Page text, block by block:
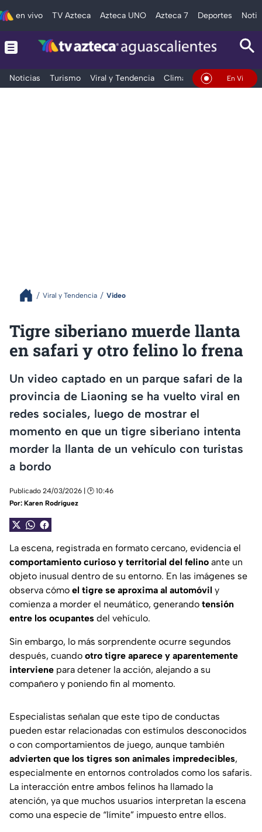
en vivo TV Azteca Azteca UNO Azteca 7 Deportes
Noticias Turismo Viral y Tendencia Clima DeportesEn Vivo
Viral y Tendencia Video
Tigre siberiano muerde llanta
en safari y otro felino lo frena
Un video captado en un parque safari de la
provincia de Liaoning se ha vuelto viral en
redes sociales, luego de mostrar el
momento en que un tigre siberiano intenta
morder la llanta de un vehículo con turistas
a bordo
Publicado 24/03/2026 | 🕑 10:46
Por: Karen Rodríguez
La escena, registrada en formato cercano, evidencia el
comportamiento curioso y territorial del felino ante un
objeto inusual dentro de su entorno. En las imágenes se
observa cómo el tigre se aproxima al automóvil y
comienza a morder el neumático, generando tensión
entre los ocupantes del vehículo.
Sin embargo, lo más sorprendente ocurre segundos
después, cuando otro tigre aparece y aparentemente
interviene para detener la acción, alejando a su
compañero y poniendo fin al momento.
Especialistas señalan que este tipo de conductas
pueden estar relacionadas con estímulos desconocidos
o con comportamientos de juego, aunque también
advierten que los tigres son animales impredecibles,
especialmente en entornos controlados como los safaris.
La interacción entre ambos felinos ha llamado la
atención, ya que muchos usuarios interpretan la escena
como una especie de “límite” impuesto entre ellos.